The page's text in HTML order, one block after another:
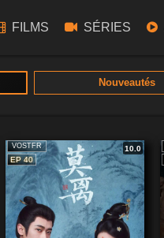
FILMS SÉRIES
Nouveautés
VOSTFR
10.0
EP 40